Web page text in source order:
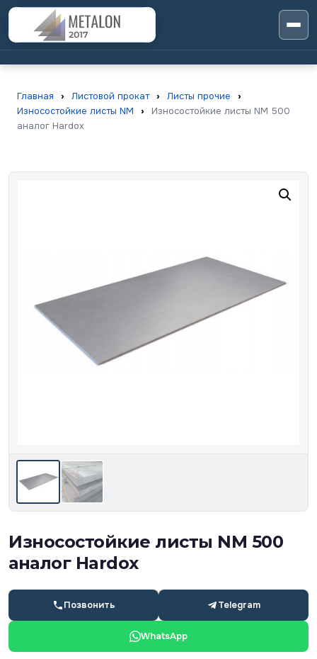
Главная › Листовой прокат › Листы прочие
›
Износостойкие листы NM
›
Износостойкие листы NM 500
аналог Hardox
Износостойкие листы NM 500
аналог Hardox
Позвонить Telegram
WhatsApp